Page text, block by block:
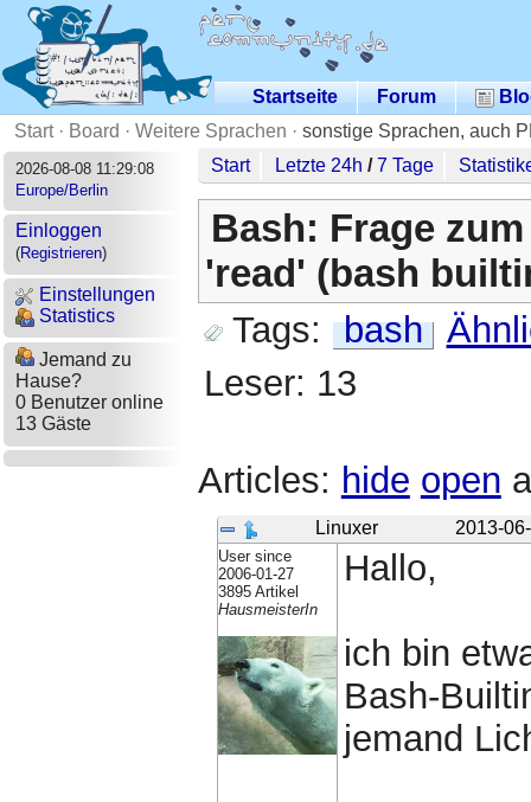
Startseite Forum
Start· Board · Weitere Sprachen · sonstige Sprachen, auch
2026-08-08 11:29:08
Europe/Berlin
Einloggen
(Registrieren)
Einstellungen
Statistics
Jemand zu
Hause?
0 Benutzer online
13 Gäste
Start Letzte 24h /7 Tage
Bash: Frage
'read' (bash
Tags: bash
Leser: 13
Articles: hide open
Linuxer 2013-
User since
2006-01-27
3895 Artikel
HausmeisterIn
Hallo,
ich bin
Bash-
jemand